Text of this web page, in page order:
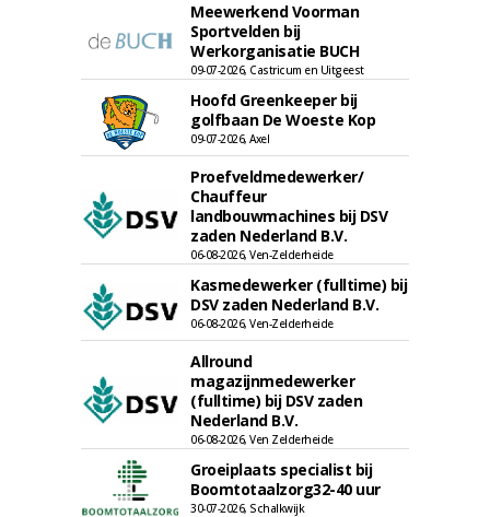
Meewerkend Voorman
Sportvelden bij
Werkorganisatie BUCH
09-07-2026, Castricum en Uitgeest
Hoofd Greenkeeper bij
golfbaan De Woeste Kop
09-07-2026, Axel
Proefveldmedewerker/
Chauffeur
landbouwmachines bij DSV
zaden Nederland B.V.
06-08-2026, Ven-Zelderheide
Kasmedewerker (fulltime) bij
DSV zaden Nederland B.V.
06-08-2026, Ven-Zelderheide
Allround
magazijnmedewerker
(fulltime) bij DSV zaden
Nederland B.V.
06-08-2026, Ven Zelderheide
Groeiplaats specialist bij
Boomtotaalzorg32-40 uur
30-07-2026, Schalkwijk